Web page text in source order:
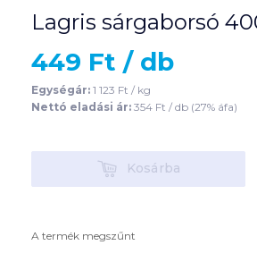
Lagris sárgaborsó
449 Ft / db
Egységár: 1 123 Ft / kg
Nettó eladási ár: 354 Ft / db (27% áfa)
KosárbaKosárba
A termék megszűnt